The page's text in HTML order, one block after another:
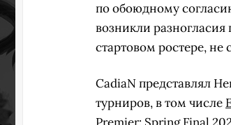
по обоюдному
возникли
стартовом ростере, не
CadiaN представлял
турниров, в том числе